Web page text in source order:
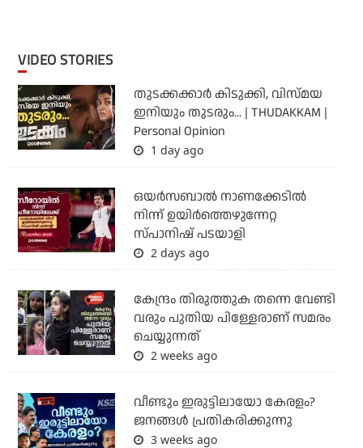
VIDEO STORIES
തുടക്കക്കാര്‍ കിടുക്കി, വിസ്മയ
ഇനിയും തുടരും... | THUDAKKAM |
Personal Opinion
1 day ago
ഒയര്‍സബാൽ നാണക്കേടിൽ
നിന്ന് ഉയിർത്തെഴുന്നേറ്റ
സ്പാനിഷ് പടയാളി
2 days ago
കേന്ദ്രം തിരുത്തുക തന്നെ വേണ്ടി
വരും പുതിയ പിള്ളേരാണ് സമരം
ചെയ്യുന്നത്
2 weeks ago
വീണ്ടും ഇരുട്ടിലായോ കേരളം?
ജനങ്ങൾ പ്രതികരിക്കുന്നു
3 weeks ago